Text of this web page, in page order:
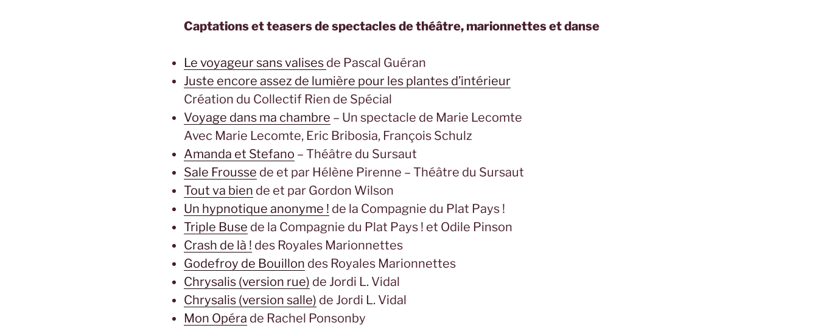
Captations et teasers de spectacles de théâtre, marionnettes et danse
Le voyageur sans valises de Pascal Guéran
Juste encore assez de lumière pour les plantes d’intérieur
Création du Collectif Rien de Spécial
Voyage dans ma chambre – Un spectacle de Marie Lecomte
Avec Marie Lecomte, Eric Bribosia, François Schulz
Amanda et Stefano – Théâtre du Sursaut
Sale Frousse de et par Hélène Pirenne – Théâtre du Sursaut
Tout va bien de et par Gordon Wilson
Un hypnotique anonyme ! de la Compagnie du Plat Pays !
Triple Buse de la Compagnie du Plat Pays ! et Odile Pinson
Crash de là ! des Royales Marionnettes
Godefroy de Bouillon des Royales Marionnettes
Chrysalis (version rue) de Jordi L. Vidal
Chrysalis (version salle) de Jordi L. Vidal
Mon Opéra de Rachel Ponsonby